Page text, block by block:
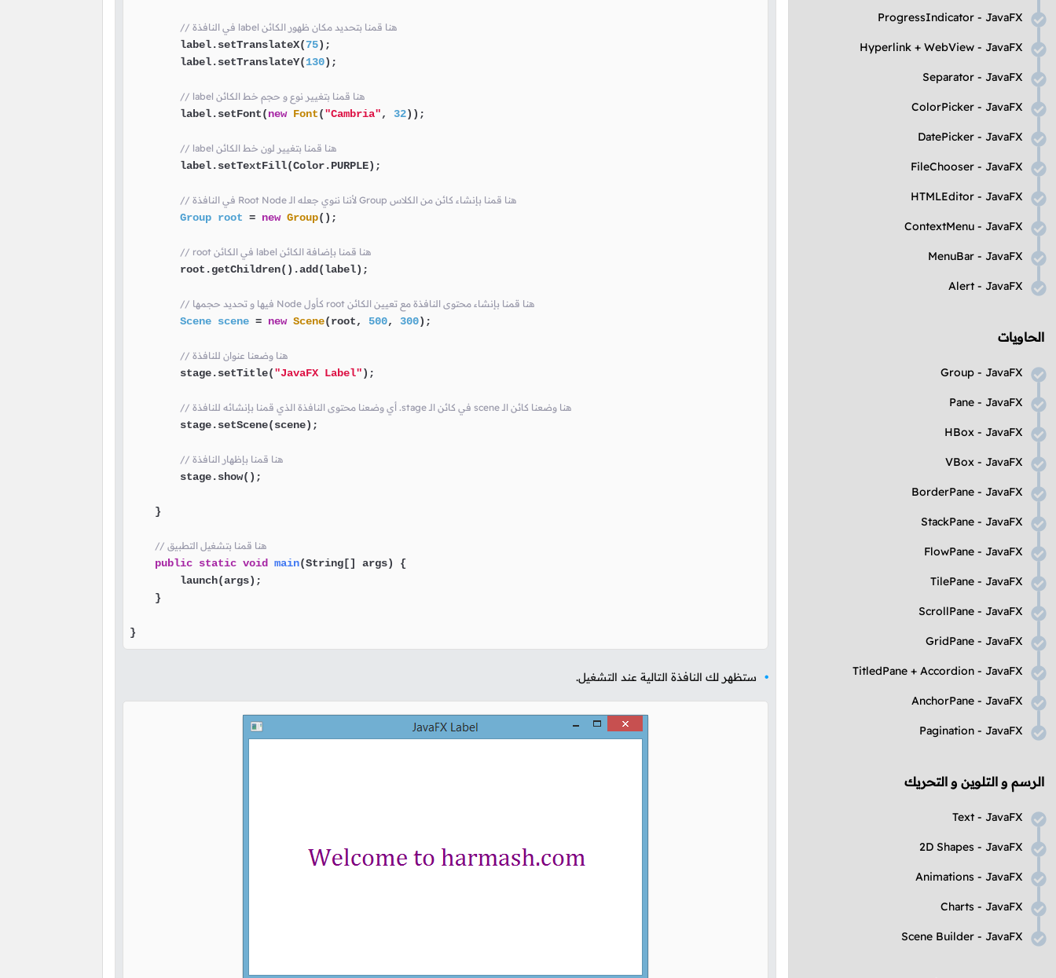
JavaFX
-
ProgressIndicator
JavaFX
-
WebView
+
Hyperlink
JavaFX
-
Separator
JavaFX
-
ColorPicker
JavaFX
-
DatePicker
JavaFX
-
FileChooser
JavaFX
-
HTMLEditor
JavaFX
-
ContextMenu
JavaFX
-
MenuBar
JavaFX
-
Alert
الحاويات
JavaFX
-
Group
JavaFX
-
Pane
JavaFX
-
HBox
JavaFX
-
VBox
JavaFX
-
BorderPane
JavaFX
-
StackPane
JavaFX
-
FlowPane
JavaFX
-
TilePane
JavaFX
-
ScrollPane
JavaFX
-
GridPane
JavaFX
-
Accordion
+
TitledPane
JavaFX
-
AnchorPane
JavaFX
-
Pagination
الرسم و التلوين و التحريك
JavaFX
-
Text
JavaFX
-
2D Shapes
JavaFX
-
Animations
JavaFX
-
Charts
JavaFX
-
Scene Builder
// في النافذة label هنا قمنا بتحديد مكان ظهور الكائن
        label.setTranslateX(
75);
        label.setTranslateY(
130);
// label هنا قمنا بتغيير نوع و حجم خط الكائن
        label.setFont(
new Font("Cambria", 32));
// label هنا قمنا بتغيير لون خط الكائن
        label.setTextFill(Color.PURPLE);
// في النافذة Root Node لأننا ننوي جعله الـ Group هنا قمنا بإنشاء كائن من الكلاس
Group root = new Group();
// root في الكائن label هنا قمنا بإضافة الكائن
        root.getChildren().add(label);
// فيها و تحديد حجمها Node كأول root هنا قمنا بإنشاء محتوى النافذة مع تعيين الكائن
Scene scene = new Scene(root, 500, 300);
// هنا وضعنا عنوان للنافذة
        stage.setTitle(
"JavaFX Label");
// أي وضعنا محتوى النافذة الذي قمنا بإنشائه للنافذة .stage في كائن الـ scene هنا وضعنا كائن الـ
        stage.setScene(scene);
// هنا قمنا بإظهار النافذة
        stage.show();
    }
// هنا قمنا بتشغيل التطبيق
public static void main(String[] args)
{
        launch(args);
    }
}
ستظهر لك النافذة التالية عند التشغيل.